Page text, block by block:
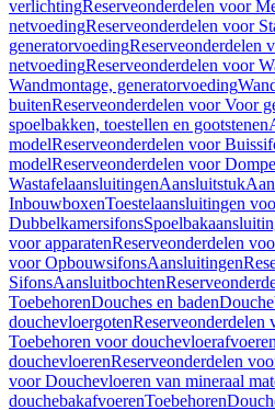
verlichtingReserveonderdelen voor
netvoedingReserveonderdelen voor
generatorvoedingReserveonderdelen
netvoedingReserveonderdelen voor
Wandmontage, generatorvoeding
buitenReserveonderdelen voor Voor
spoelbakken, toestellen en gootstenen
modelReserveonderdelen voor
modelReserveonderdelen voor
WastafelaansluitingenAansluitstuk
InbouwboxenToestelaansluitingen
Dubbelkamersifons
voor apparatenReserveonderdelen
voor OpbouwsifonsAansluitingen
SifonsAansluitbochten
ToebehorenDouches en badenDouche
douchevloergotenReserveonderdelen
Toebehoren voor douchevloerafvoeren
douchevloerenReserveonderdelen
voor Douchevloeren van mineraal
douchebakafvoerenToebehoren